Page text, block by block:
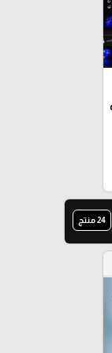
24 منتج